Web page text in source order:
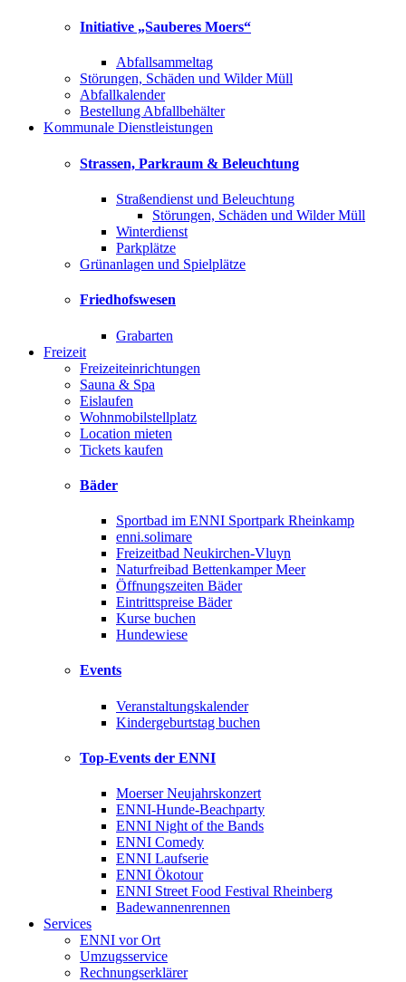
Initiative „Sauberes Moers“
Abfallsammeltag
Störungen, Schäden und Wilder Müll
Abfallkalender
Bestellung Abfallbehälter
Kommunale Dienstleistungen
Strassen, Parkraum & Beleuchtung
Straßendienst und Beleuchtung
Störungen, Schäden und Wilder Müll
Winterdienst
Parkplätze
Grünanlagen und Spielplätze
Friedhofswesen
Grabarten
Freizeit
Freizeiteinrichtungen
Sauna & Spa
Eislaufen
Wohnmobilstellplatz
Location mieten
Tickets kaufen
Bäder
Sportbad im ENNI Sportpark Rheinkamp
enni.solimare
Freizeitbad Neukirchen-Vluyn
Naturfreibad Bettenkamper Meer
Öffnungszeiten Bäder
Eintrittspreise Bäder
Kurse buchen
Hundewiese
Events
Veranstaltungskalender
Kindergeburtstag buchen
Top-Events der ENNI
Moerser Neujahrskonzert
ENNI-Hunde-Beachparty
ENNI Night of the Bands
ENNI Comedy
ENNI Laufserie
ENNI Ökotour
ENNI Street Food Festival Rheinberg
Badewannenrennen
Services
ENNI vor Ort
Umzugsservice
Rechnungserklärer